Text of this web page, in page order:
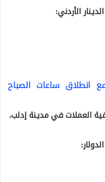
الأردني:
انطلاق ساعات الصباح
العملات في مدينة إدلب.